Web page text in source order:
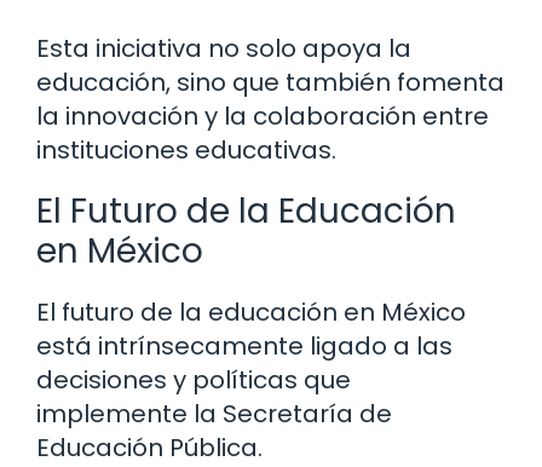
Esta iniciativa no solo apoya la
educación, sino que también fomenta
la innovación y la colaboración entre
instituciones educativas.
El Futuro de la Educación
en México
El futuro de la educación en México
está intrínsecamente ligado a las
decisiones y políticas que
implemente la Secretaría de
Educación Pública.